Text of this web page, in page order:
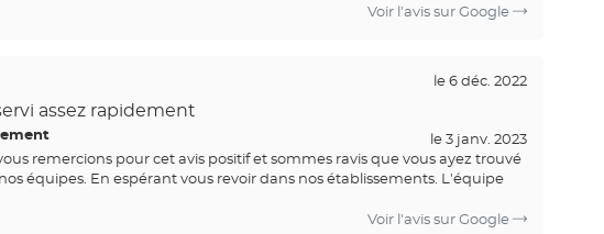
Voir l'avis sur Google
le 6 déc. 2022
assez rapidement
le 3 janv. 2023
remercions pour cet avis positif et sommes ravis que vous ayez trouvé
équipes. En espérant vous revoir dans nos établissements. L'équipe
Voir l'avis sur Google